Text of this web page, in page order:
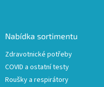
Nabídka sortimentu
Zdravotnické potřeby
COVID a ostatní testy
Roušky a respirátory